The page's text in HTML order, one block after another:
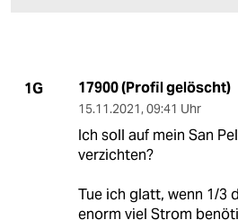
1G 17900 (Profil gelöscht)
15.11.2021, 09:41 Uhr
Ich soll auf mein San
verzichten?
Tue ich glatt, wenn 1/3
enorm viel Strom